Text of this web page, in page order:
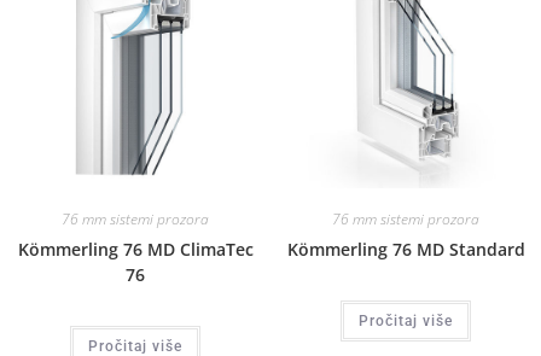
76 mm sistemi prozora
Kömmerling 76 MD ClimaTec
76
Pročitaj više
76 mm sistemi prozora
Kömmerling 76 MD Standard
Pročitaj više